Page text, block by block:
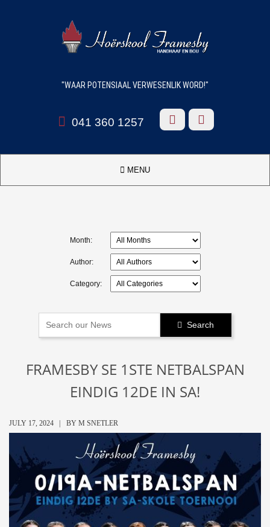
"WAAR POTENSIAAL VERWESENLIK WORD!"


 041 360 1257
 MENU
Month:
Author:
Category:
 Search
FRAMESBY SE 1STE NETBALSPAN
EINDIG 12DE IN SA!
JULY 17, 2024 | BY M SNETLER